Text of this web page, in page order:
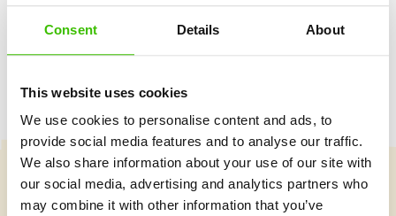
Consent Details About
This website uses cookies
We use cookies to personalise content and ads, to
provide social media features and to analyse our traffic.
We also share information about your use of our site with
our social media, advertising and analytics partners who
may combine it with other information that you’ve
Vybrat kurz